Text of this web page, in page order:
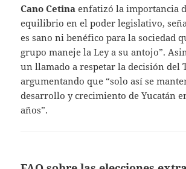
Cano Cetina enfatizó la importancia
equilibrio en el poder legislativo,
es sano ni benéfico para la sociedad
grupo maneje la Ley a su antojo”.
un llamado a respetar la decisión del
argumentando que “solo así se
desarrollo y crecimiento de Yucatán
años”.